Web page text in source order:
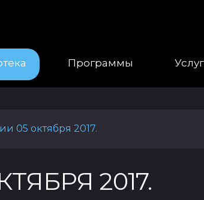
Программы
05 октября 2017.
2017.